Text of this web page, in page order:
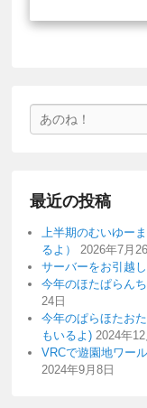
索
最近の投稿
上半期のむいゆー
るよ）
2026年7月
サーバーをお引越
今年のほたぱらん
24日
今年のぱらほたお
もいるよ) 2024年
VRCで遊園地ワー
2024年9月8日